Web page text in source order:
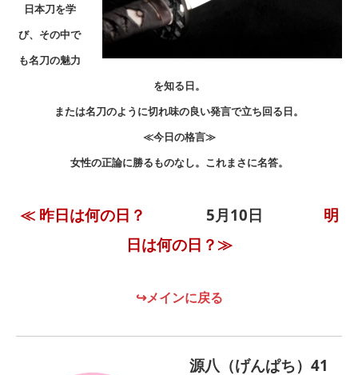
日本刀を学
び、その中で
も名刀の魅力
を知る日。
または名刀のように切れ味の良い発言で立ち回る日。
≪今日の格言≫
女性の正論に勝るものなし。これまさに名答。
≪ 昨日は何の日？ 5月10日 明
日は何の日？≫
↪メインに戻る
源八（げんぱち）41